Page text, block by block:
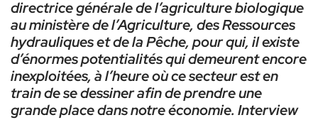
directrice générale de l’agriculture biologique
au ministère de l’Agriculture, des Ressources
hydrauliques et de la Pêche, pour qui, il existe
d’énormes potentialités qui demeurent encore
inexploitées, à l’heure où ce secteur est en
train de se dessiner afin de prendre une
grande place dans notre économie. Interview